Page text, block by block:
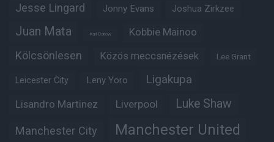
Jesse Lingard Jonny Evans Joshua Zirkzee
Juan Mata Karl Darlow Kobbie Mainoo
Kölcsönlesen Közös meccsnézések Lee Grant
Leicester City Leny Yoro Ligakupa
Lisandro Martinez Liverpool Luke Shaw
Manchester City Manchester United